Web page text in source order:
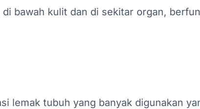
bawah kulit dan di sekitar organ,
lemak tubuh yang banyak digunakan